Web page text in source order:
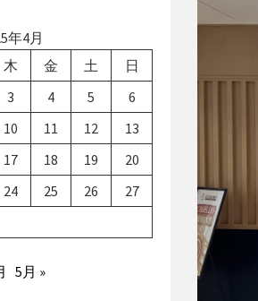
年4月
木 金 土
日
3 4 5
6
10 11 12
13
17 18 19
20
24 25 26
27
5月 »